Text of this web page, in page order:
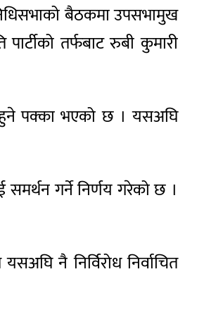
बैठकमा उपसभामुख
तर्फबाट रुबी कुमारी
हुने पक्का भएको छ । यसअघि
समर्थन गर्ने निर्णय गरेको छ ।
नै निर्विरोध निर्वाचित